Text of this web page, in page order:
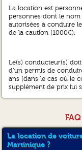
La location est
personnes dont le
autorisées à conduire
de la caution (1000€).
Le(s) conducteur(s)
d’un permis de
ans (dans le cas où le
supplément de prix lui
La présentation du
La location de
Martinique ?